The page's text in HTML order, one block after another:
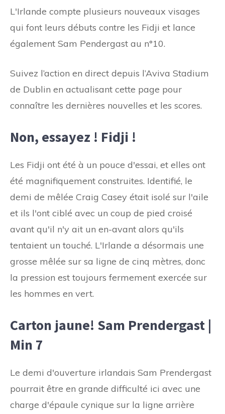
L'Irlande compte plusieurs nouveaux visages
qui font leurs débuts contre les Fidji et lance
également Sam Pendergast au n°10.
Suivez l’action en direct depuis l’Aviva Stadium
de Dublin en actualisant cette page pour
connaître les dernières nouvelles et les scores.
Non, essayez ! Fidji !
Les Fidji ont été à un pouce d'essai, et elles ont
été magnifiquement construites. Identifié, le
demi de mêlée Craig Casey était isolé sur l'aile
et ils l'ont ciblé avec un coup de pied croisé
avant qu'il n'y ait un en-avant alors qu'ils
tentaient un touché. L'Irlande a désormais une
grosse mêlée sur sa ligne de cinq mètres, donc
la pression est toujours fermement exercée sur
les hommes en vert.
Carton jaune! Sam Prendergast |
Min 7
Le demi d'ouverture irlandais Sam Prendergast
pourrait être en grande difficulté ici avec une
charge d'épaule cynique sur la ligne arrière